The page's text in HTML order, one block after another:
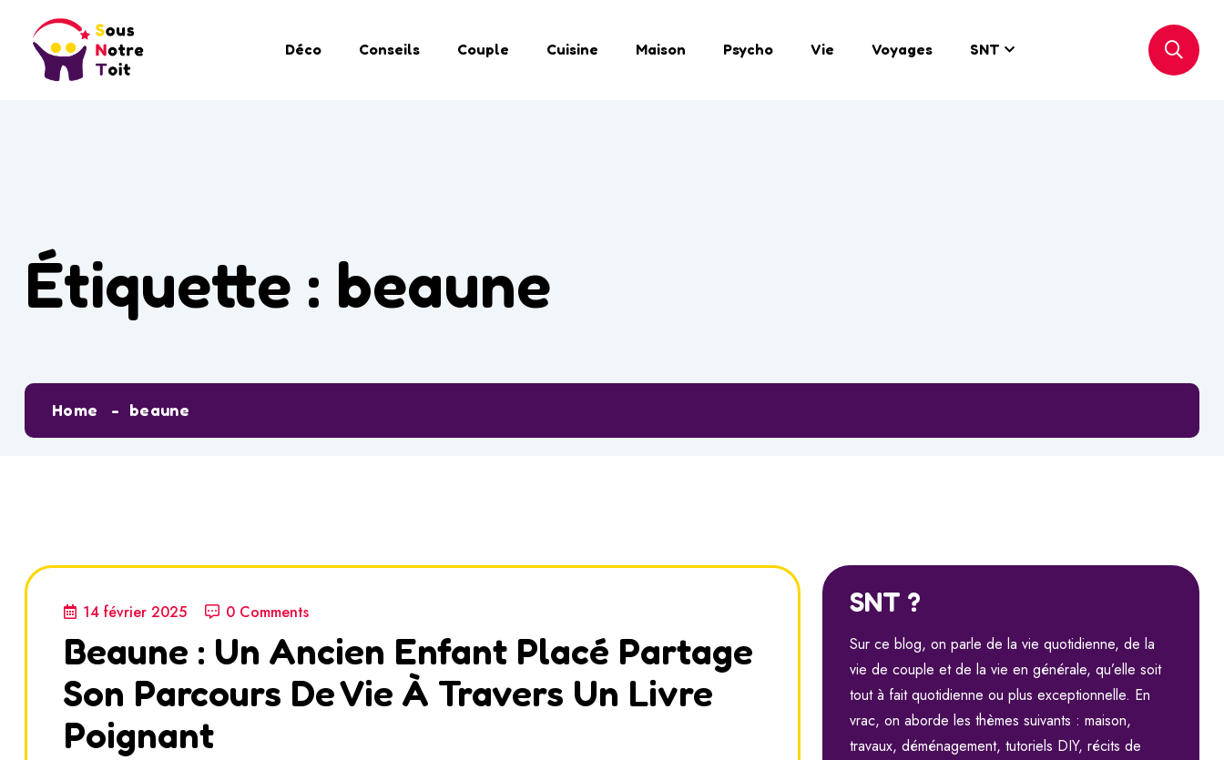
Déco Conseils Couple Cuisine Maison Psycho Vie Voyages SNT
Étiquette : beaune
Home beaune
14 février 2025 0 Comments
Beaune : Un Ancien Enfant Placé Partage
Son Parcours De Vie À Travers Un Livre
Poignant
SNT ?
Sur ce blog, on parle de la vie quotidienne, de la
vie de couple et de la vie en générale, qu’elle soit
tout à fait quotidienne ou plus exceptionnelle. En
vrac, on aborde les thèmes suivants : maison,
travaux, déménagement, tutoriels DIY, récits de